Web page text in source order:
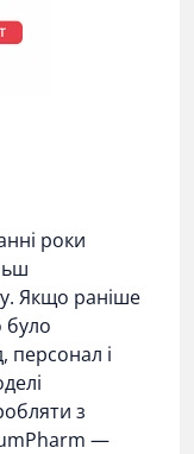
роки
Якщо раніше
було
персонал і
з
—